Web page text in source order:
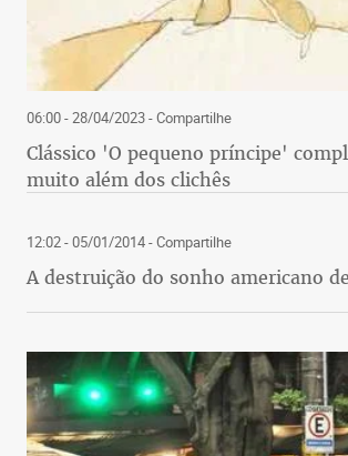
06:00 - 28/04/2023- Compartilhe
Clássico 'O pequeno príncipe'
muito além dos clichês
12:02 - 05/01/2014- Compartilhe
A destruição do sonho americano